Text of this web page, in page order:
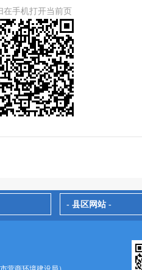
在手机打开当前页
- 县区网站 -